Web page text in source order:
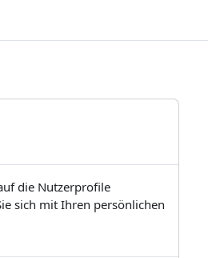
die Nutzerprofile
sich mit Ihren persönlichen